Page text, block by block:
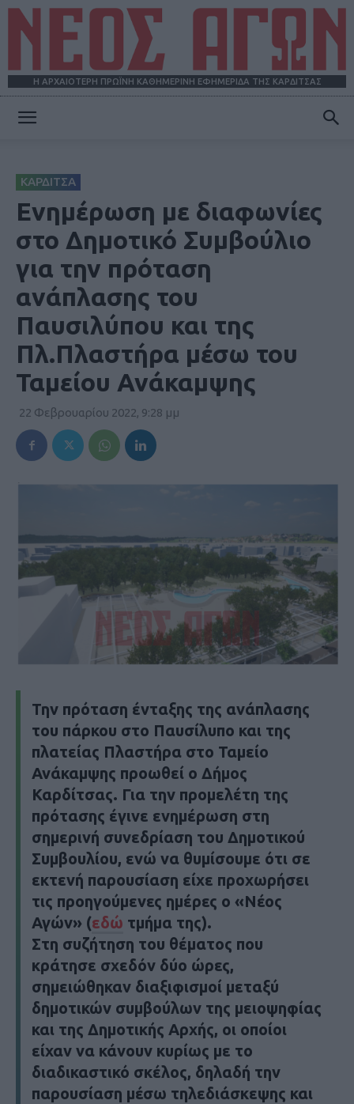
Η ΑΡΧΑΙΟΤΕΡΗ ΠΡΩΪΝΗ ΚΑΘΗΜΕΡΙΝΗ ΕΦΗΜΕΡΙΔΑ ΤΗΣ ΚΑΡΔΙΤΣΑΣ
ΚΑΡΔΙΤΣΑ
Ενημέρωση με διαφωνίες
στο Δημοτικό Συμβούλιο
για την πρόταση
ανάπλασης του
Παυσιλύπου και της
Πλ.Πλαστήρα μέσω του
Ταμείου Ανάκαμψης
22 Φεβρουαρίου 2022, 9:28 μμ
Την πρόταση ένταξης της ανάπλασης
του πάρκου στο Παυσίλυπο και της
πλατείας Πλαστήρα στο Ταμείο
Ανάκαμψης προωθεί ο Δήμος
Καρδίτσας. Για την προμελέτη της
πρότασης έγινε ενημέρωση στη
σημερινή συνεδρίαση του Δημοτικού
Συμβουλίου, ενώ να θυμίσουμε ότι σε
εκτενή παρουσίαση είχε προχωρήσει
τις προηγούμενες ημέρες ο «Νέος
Αγών» (εδώ τμήμα της).
Στη συζήτηση του θέματος που
κράτησε σχεδόν δύο ώρες,
σημειώθηκαν διαξιφισμοί μεταξύ
δημοτικών συμβούλων της μειοψηφίας
και της Δημοτικής Αρχής, οι οποίοι
είχαν να κάνουν κυρίως με το
διαδικαστικό σκέλος, δηλαδή την
παρουσίαση μέσω τηλεδιάσκεψης και